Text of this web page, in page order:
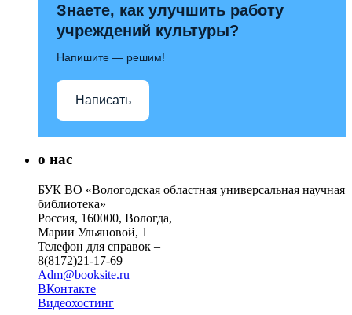
Знаете, как улучшить работу
учреждений культуры?
Напишите — решим!
Написать
о нас
БУК ВО «Вологодская областная универсальная научная
библиотека»
Россия, 160000, Вологда,
Марии Ульяновой, 1
Телефон для справок –
8(8172)21-17-69
Adm@booksite.ru
ВКонтакте
Видеохостинг